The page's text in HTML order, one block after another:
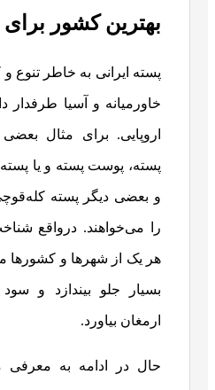
بهترین کشور
پسته ایرانی به خاطر تنوع
خاورمیانه و آسیا
اروپایی. برای مثال
پسته، پوست پسته و یا
و بعضی دیگر پسته
را می‌خواهند. درواقع
هر یک از شهرها و کشورها
بسیار جلو بیندازد و
ارمغان بیاورد.
حال در ادامه به معرفی